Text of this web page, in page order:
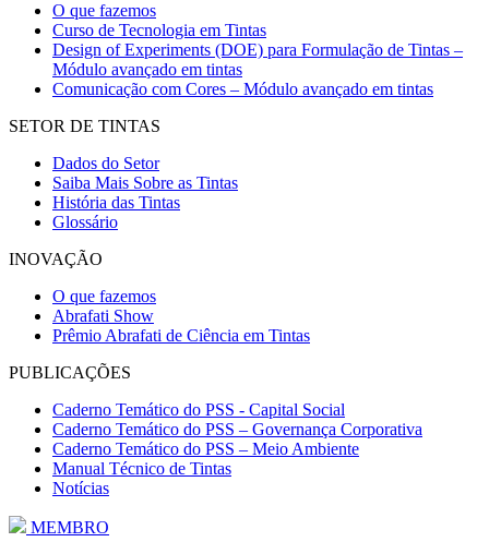
O que fazemos
Curso de Tecnologia em Tintas
Design of Experiments (DOE) para Formulação de Tintas –
Módulo avançado em tintas
Comunicação com Cores – Módulo avançado em tintas
SETOR DE TINTAS
Dados do Setor
Saiba Mais Sobre as Tintas
História das Tintas
Glossário
INOVAÇÃO
O que fazemos
Abrafati Show
Prêmio Abrafati de Ciência em Tintas
PUBLICAÇÕES
Caderno Temático do PSS - Capital Social
Caderno Temático do PSS – Governança Corporativa
Caderno Temático do PSS – Meio Ambiente
Manual Técnico de Tintas
Notícias
MEMBRO